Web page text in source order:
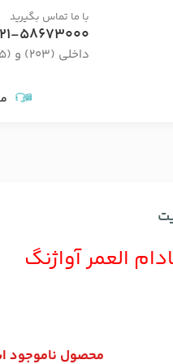
با ما تماس بگیرید
58673000
داخلی (203) و (205)
العمر آواژنگ
محصول ناموجود